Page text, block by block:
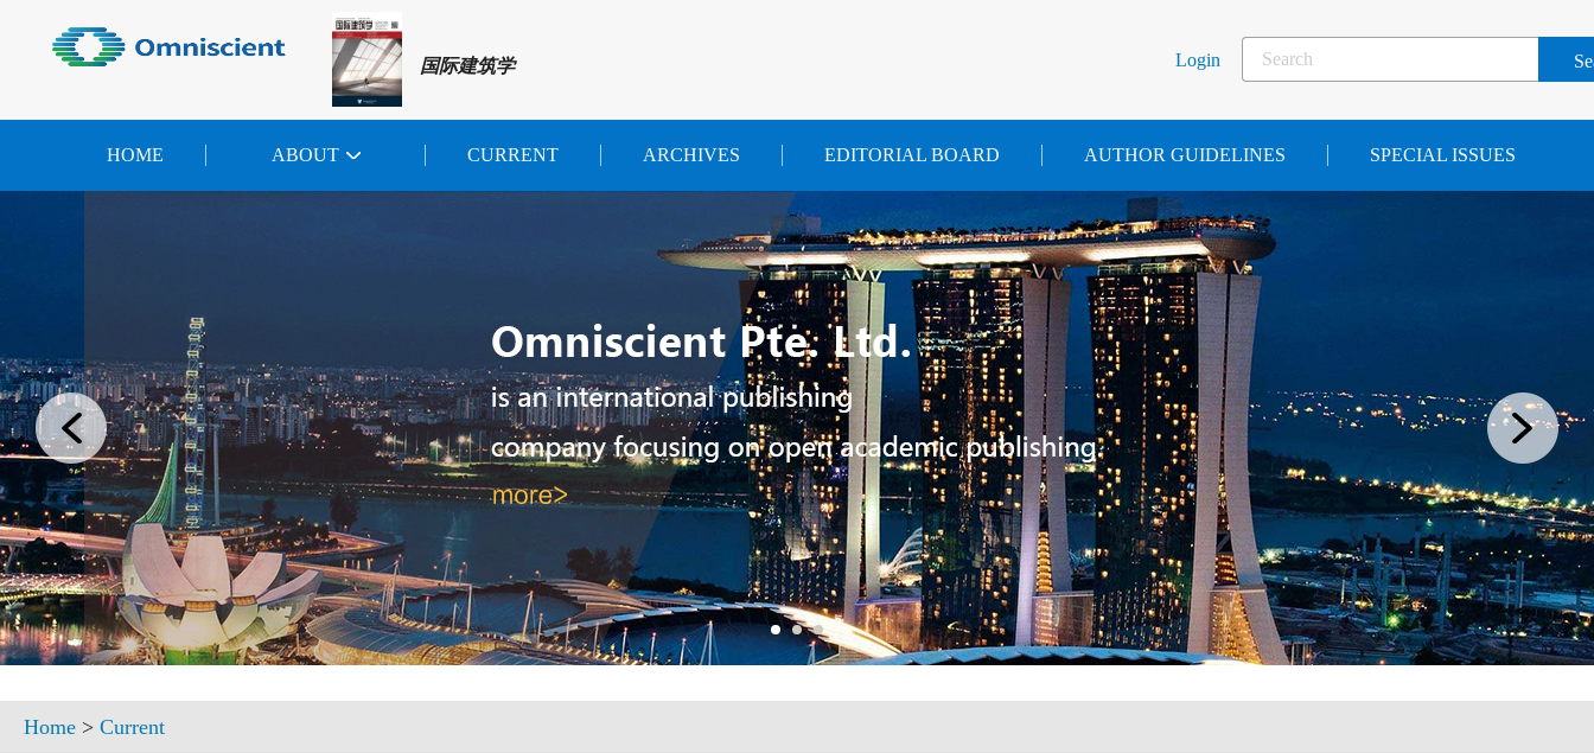
国际建筑学 Login
HOME ABOUT CURRENT ARCHIVES EDITORIAL BOARD AUTHOR GUIDELINES SPECIAL ISSUES
Home > Current